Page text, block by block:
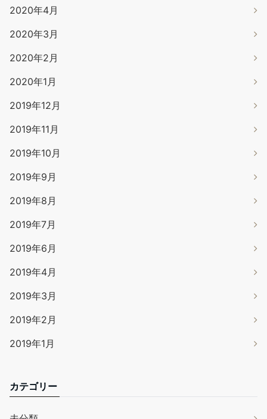
2020年4月
2020年3月
2020年2月
2020年1月
2019年12月
2019年11月
2019年10月
2019年9月
2019年8月
2019年7月
2019年6月
2019年4月
2019年3月
2019年2月
2019年1月
カテゴリー